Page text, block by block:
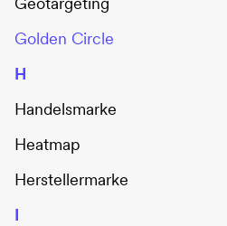
Golden Circle
H
Handelsmarke
Heatmap
Herstellermarke
I